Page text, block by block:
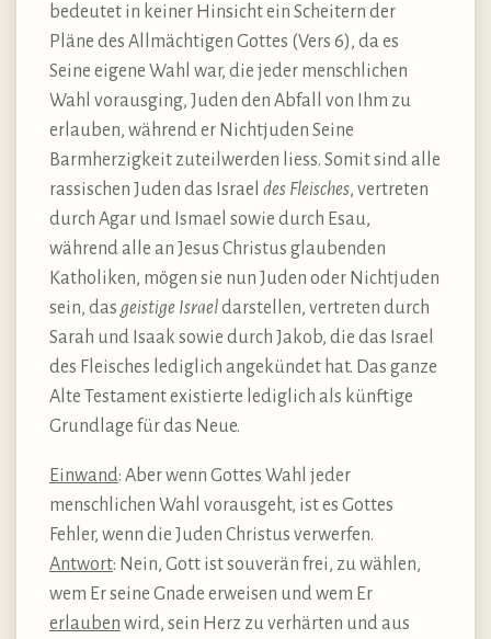
bedeutet in keiner Hinsicht ein Scheitern der
Pläne des Allmächtigen Gottes (Vers 6), da es
Seine eigene Wahl war, die jeder menschlichen
Wahl vorausging, Juden den Abfall von Ihm zu
erlauben, während er Nichtjuden Seine
Barmherzigkeit zuteilwerden liess. Somit sind alle
rassischen Juden das Israel des Fleisches, vertreten
durch Agar und Ismael sowie durch Esau,
während alle an Jesus Christus glaubenden
Katholiken, mögen sie nun Juden oder Nichtjuden
sein, das geistige Israeldarstellen, vertreten durch
Sarah und Isaak sowie durch Jakob, die das Israel
des Fleisches lediglich angekündet hat. Das ganze
Alte Testament existierte lediglich als künftige
Grundlage für das Neue.
Einwand: Aber wenn Gottes Wahl jeder
menschlichen Wahl vorausgeht, ist es Gottes
Fehler, wenn die Juden Christus verwerfen.
Antwort: Nein, Gott ist souverän frei, zu wählen,
wem Er seine Gnade erweisen und wem Er
erlauben wird, sein Herz zu verhärten und aus